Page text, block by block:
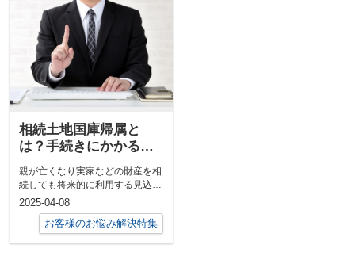
相続土地国庫帰属と
は？手続きにかかる費
も解説
親が亡くなり実家などの財産を相
続しても将来的に利用する見込み
がないなど、引き継いでから処理
に困る...
2025-04-08
お客様のお悩み解決特集